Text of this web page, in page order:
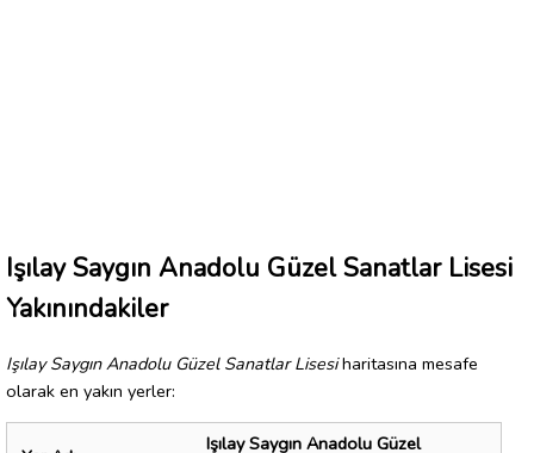
Işılay Saygın Anadolu Güzel Sanatlar Lisesi
Yakınındakiler
Işılay Saygın Anadolu Güzel Sanatlar Lisesiharitasına mesafe
olarak en yakın yerler:
Işılay Saygın Anadolu Güzel